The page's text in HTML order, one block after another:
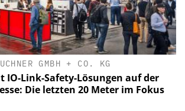
GMBH + CO. KG
IO-Link-Safety-Lösungen auf der
Die letzten 20 Meter im Fokus